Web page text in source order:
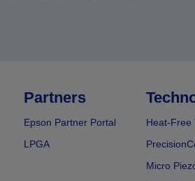
Partners
Epson Partner Portal
LPGA
Heat-Free
Micro